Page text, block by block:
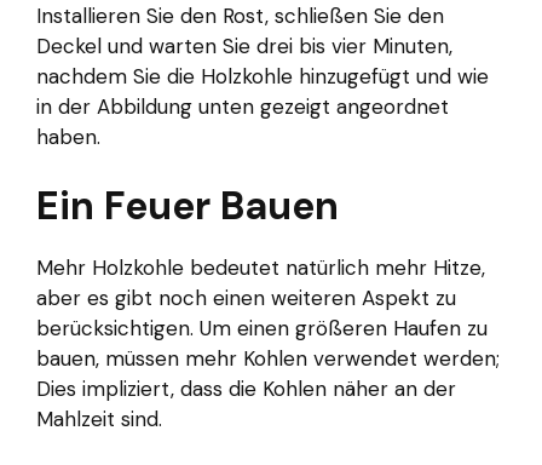
Installieren Sie den Rost, schließen Sie den
Deckel und warten Sie drei bis vier Minuten,
nachdem Sie die Holzkohle hinzugefügt und wie
in der Abbildung unten gezeigt angeordnet
haben.
Ein Feuer Bauen
Mehr Holzkohle bedeutet natürlich mehr Hitze,
aber es gibt noch einen weiteren Aspekt zu
berücksichtigen. Um einen größeren Haufen zu
bauen, müssen mehr Kohlen verwendet werden;
Dies impliziert, dass die Kohlen näher an der
Mahlzeit sind.